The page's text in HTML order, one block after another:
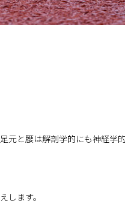
元と腰は解剖学的にも神経学
します。